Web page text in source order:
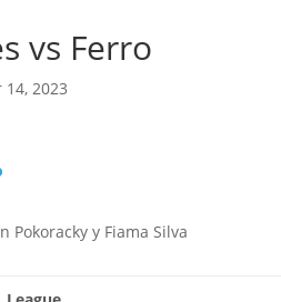
vs Ferro
14, 2023
Pokoracky y Fiama Silva